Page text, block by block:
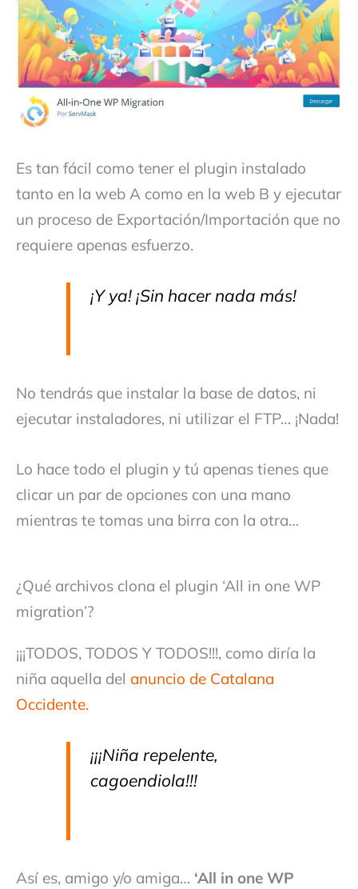
Es tan fácil como tener el plugin instalado
tanto en la web A como en la web B y ejecutar
un proceso de Exportación/Importación que no
requiere apenas esfuerzo.
¡Y ya! ¡Sin hacer nada más!
No tendrás que instalar la base de datos, ni
ejecutar instaladores, ni utilizar el FTP… ¡Nada!
Lo hace todo el plugin y tú apenas tienes que
clicar un par de opciones con una mano
mientras te tomas una birra con la otra…
¿Qué archivos clona el plugin ‘All in one WP
migration’?
¡¡¡TODOS, TODOS Y TODOS!!!, como diría la
niña aquella del anuncio de Catalana
Occidente.
¡¡¡Niña repelente,
cagoendiola!!!
Así es, amigo y/o amiga… ‘All in one WP